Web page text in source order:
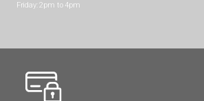
Friday: 2pm to 4pm